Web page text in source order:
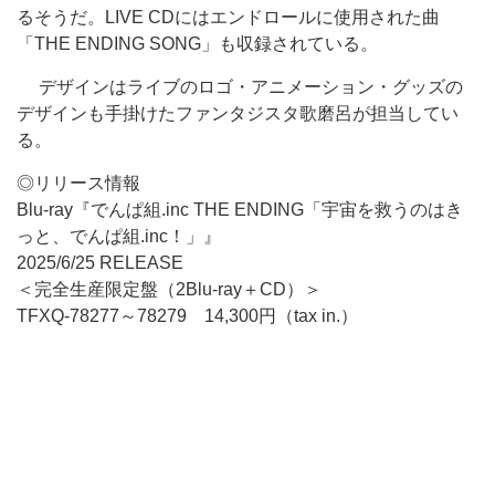
るそうだ。LIVE CDにはエンドロールに使用された曲
「THE ENDING SONG」も収録されている。
デザインはライブのロゴ・アニメーション・グッズの
デザインも手掛けたファンタジスタ歌磨呂が担当してい
る。
◎リリース情報
Blu-ray『でんぱ組.inc THE ENDING「宇宙を救うのはき
っと、でんぱ組.inc！」』
2025/6/25 RELEASE
＜完全生産限定盤（2Blu-ray＋CD）＞
TFXQ-78277～78279 14,300円（tax in.）